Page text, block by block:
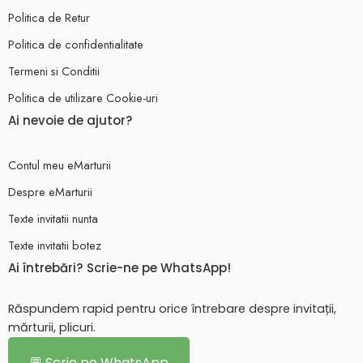
Politica de Retur
Politica de confidentialitate
Termeni si Conditii
Politica de utilizare Cookie-uri
Ai nevoie de ajutor?
Contul meu eMarturii
Despre eMarturii
Texte invitatii nunta
Texte invitatii botez
Ai întrebări? Scrie-ne pe WhatsApp!
Răspundem rapid pentru orice întrebare despre invitații,
mărturii, plicuri.